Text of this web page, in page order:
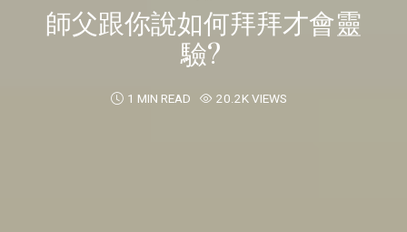
師父跟你說如何拜拜才會靈
驗?
1 MIN READ 20.2K VIEWS